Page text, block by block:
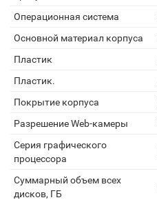
Операционная система
Основной материал корпуса
Пластик
Пластик.
Покрытие корпуса
Разрешение Web-камеры
Серия графического
процессора
Суммарный объем всех
дисков, ГБ